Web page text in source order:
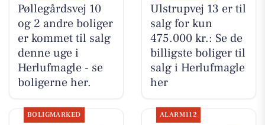
Pøllegårdsvej 10
og 2 andre boliger
er kommet til salg
denne uge i
Herlufmagle - se
boligerne her.
Ulstrupvej 13 er til
salg for kun
475.000 kr.: Se de
billigste boliger til
salg i Herlufmagle
her
BOLIGMARKED ALARM112